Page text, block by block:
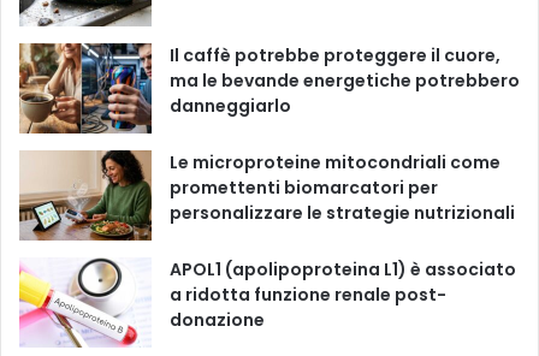
Il caffè potrebbe proteggere il cuore,
ma le bevande energetiche potrebbero
danneggiarlo
Le microproteine ​​mitocondriali come
promettenti biomarcatori per
personalizzare le strategie nutrizionali
APOL1 (apolipoproteina L1) è associato
a ridotta funzione renale post-
donazione